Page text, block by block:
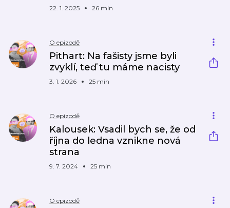
22. 1. 2025 26 min
O epizodě
Pithart: Na fašisty jsme byli
zvyklí, teď tu máme nacisty
3. 1. 2026 25 min
O epizodě
Kalousek: Vsadil bych se, že od
října do ledna vznikne nová
strana
9. 7. 2024 25 min
O epizodě